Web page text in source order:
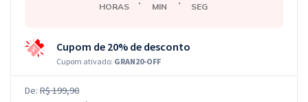
HORAS MIN SEG
Cupom de 20% de desconto
Cupom ativado: GRAN20-OFF
De: R$ 199,90